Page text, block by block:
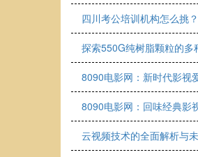
四川考公培训机构怎么挑
探索550G纯树脂颗粒的多
8090电影网：新时代影视
8090电影网：回味经典影
云视频技术的全面解析与